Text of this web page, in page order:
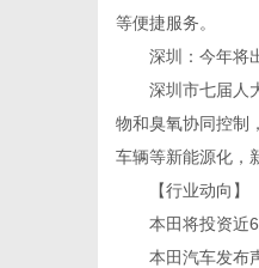
等便捷服务。
深圳：今年将出
深圳市七届人大
物和臭氧协同控制
车辆等新能源化，
【行业动向】
本田将投资近
本田汽车发布声